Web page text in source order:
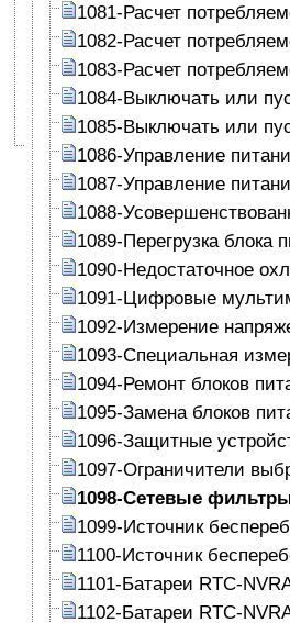
1081-Расчет
1082-Расчет
1083-Расчет
1084-Выключать или
1085-Выключать или
1086-Управление
1087-Управление
1088-
1089-Перегрузка блока
1090-Недостаточное
1091-Цифровые
1092-Измерение
1093-Специальная
1094-Ремонт блоков
1095-Замена блоков
1096-Защитные
1097-Ограничители
1098-Сетевые
1099-Источник
1100-Источник
1101-Батареи RTC-
1102-Батареи RTC-